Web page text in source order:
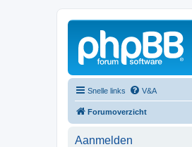
Snelle links V&A
Forumoverzicht
Aanmelden